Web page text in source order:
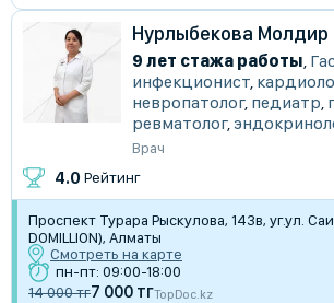
Нурлыбекова Молдир
9 лет стажа работы
инфекционист
невропатолог, педиатр
ревматолог,
Врач
4.0 Рейтинг
Проспект Турара Рыскулова, 143в, уг.ул.
DOMILLION), Алматы
Смотреть на карте
пн-пт: 09:00-18:00
14 000 тг7 000 тгTopDoc.kz